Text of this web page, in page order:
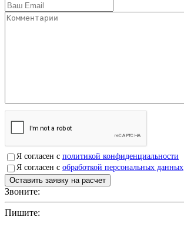
Я согласен с политикой конфиденциальности
Я согласен с обработкой персональных данных
Звоните:
Пишите: